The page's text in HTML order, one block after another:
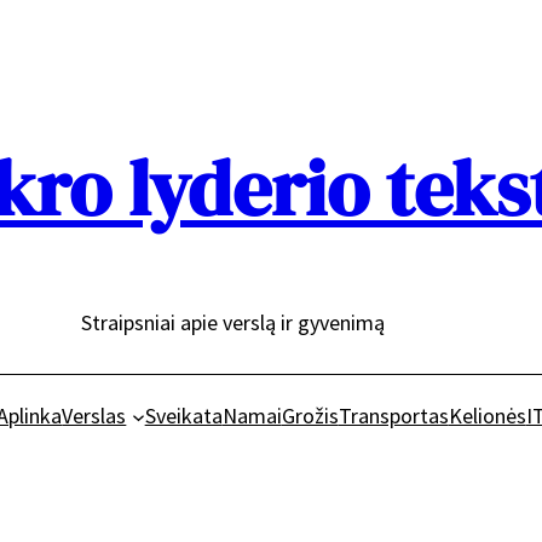
lyderio
Straipsniai apie verslą ir gyvenimą
Verslas SveikataNamaiGrožisTransportasKelionės